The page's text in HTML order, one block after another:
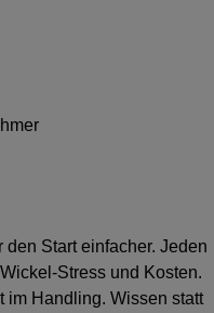
Start einfacher. Jeden
Stress und Kosten.
im Handling. Wissen statt